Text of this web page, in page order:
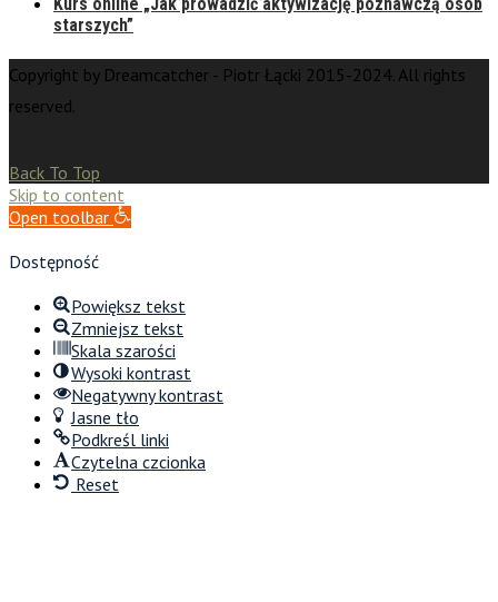
starszych”
Copyright by Dreamcatcher - Piotr Łącki 2015-2024. All rights
reserved.
Back To Top
Skip to content
Open toolbar
Dostępność
Powiększ tekst
Zmniejsz tekst
Skala szarości
Wysoki kontrast
Negatywny kontrast
Jasne tło
Podkreśl linki
Czytelna czcionka
Reset